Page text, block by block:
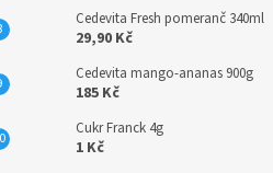
Cedevita Fresh pomeranč 340ml
29,90 Kč
Cedevita mango-ananas 900g
185 Kč
Cukr Franck 4g
1 Kč